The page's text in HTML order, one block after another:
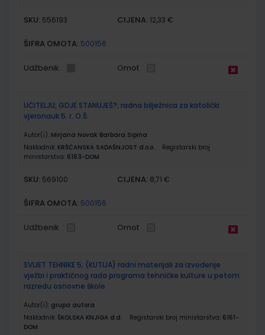
SKU: 556193 CIJENA: 12,33 €
ŠIFRA OMOTA: 500156
Udžbenik Omot
UČITELJU, GDJE STANUJEŠ?; radna bilježnica za katolički
vjeronauk 5. r. O.Š.
Autor(i): Mirjana Novak Barbara Sipina
Nakladnik: KRŠĆANSKA SADAŠNJOST d.o.o.
Registarski broj
ministarstva: 6163-DOM
SKU: 569100 CIJENA: 8,71 €
ŠIFRA OMOTA: 500156
Udžbenik Omot
SVIJET TEHNIKE 5; (KUTIJA) radni materijali za izvođenje
vježbi i praktičnog rada programa tehničke kulture u petom
razredu osnovne škole
Autor(i): grupa autora
Nakladnik: ŠKOLSKA KNJIGA d.d. Registarski broj ministarstva: 6161-
DOM